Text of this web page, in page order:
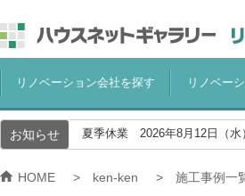
リノベーション会社を探す リノベー
お知らせ 夏季休業 2026年8月12日（
HOME ken-ken 施工事例一